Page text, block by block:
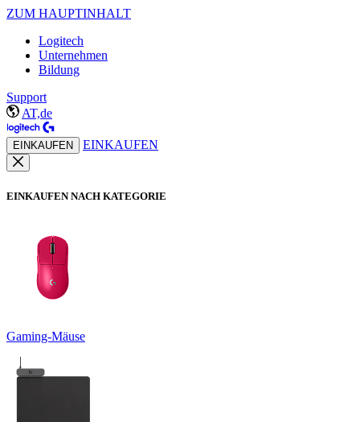
ZUM HAUPTINHALT
Logitech
Unternehmen
Bildung
Support
AT,de
EINKAUFEN EINKAUFEN
EINKAUFEN NACH KATEGORIE
Gaming-Mäuse